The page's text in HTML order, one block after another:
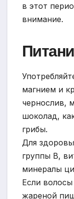
в этот
внимание.
магнием и
чернослив,
шоколад,
грибы.
Для
группы В,
минералы
Если
жареной